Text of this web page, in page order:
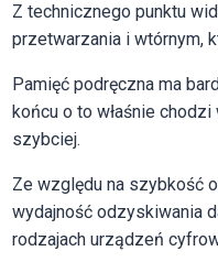
Z technicznego punktu
przetwarzania i wtórnym,
Pamięć podręczna ma
końcu o to właśnie
szybciej.
Ze względu na szybkość
wydajność odzyskiwania
rodzajach urządzeń